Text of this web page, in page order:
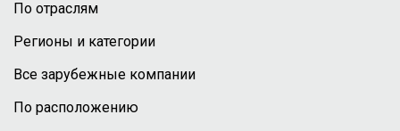
По отраслям
Регионы и категории
Все зарубежные компании
По расположению